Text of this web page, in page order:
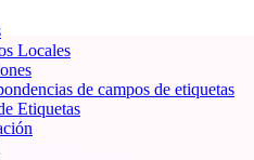
Locales
de campos de etiquetas
Etiquetas